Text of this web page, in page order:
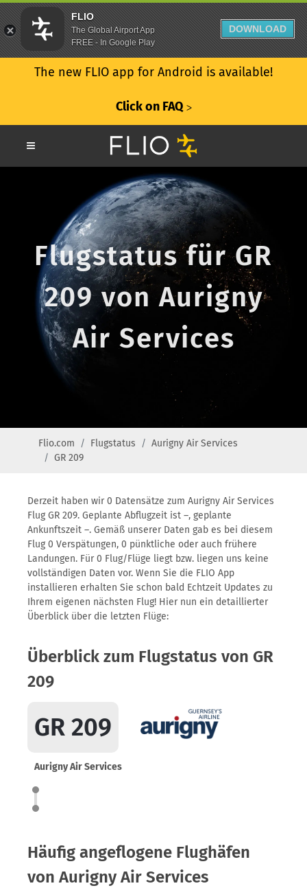
The new FLIO app for Android is available!
Click on FAQ ᐳ
Flugstatus für GR
209 von Aurigny
Air Services
Flio.com Flugstatus
Aurigny Air Services
GR 209
Derzeit haben wir 0 Datensätze zum Aurigny Air Services
Flug GR 209. Geplante Abflugzeit ist –, geplante
Ankunftszeit –. Gemäß unserer Daten gab es bei diesem
Flug 0 Verspätungen, 0 pünktliche oder auch frühere
Landungen. Für 0 Flug/Flüge liegt bzw. liegen uns keine
vollständigen Daten vor. Wenn Sie die FLIO App
installieren erhalten Sie schon bald Echtzeit Updates zu
Ihrem eigenen nächsten Flug! Hier nun ein detaillierter
Überblick über die letzten Flüge:
Überblick zum Flugstatus von GR
209
GR 209
Aurigny Air Services
Häufig angeflogene Flughäfen
von Aurigny Air Services
FLIO
The Global Airport App
FREE - In Google Play
DOWNLOAD